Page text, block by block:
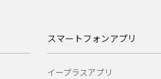
スマートフォンアプリ
イープラスアプリ